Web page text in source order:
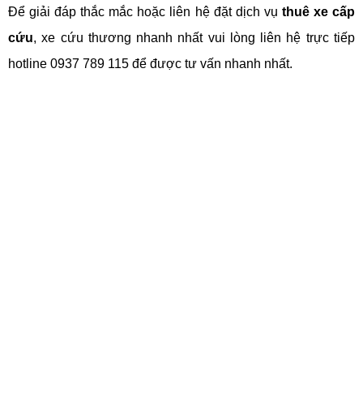
Để giải đáp thắc mắc hoặc liên hệ đặt dịch vụ thuê xe cấp
cứu, xe cứu thương nhanh nhất vui lòng liên hệ trực tiếp
hotline 0937 789 115 để được tư vấn nhanh nhất.